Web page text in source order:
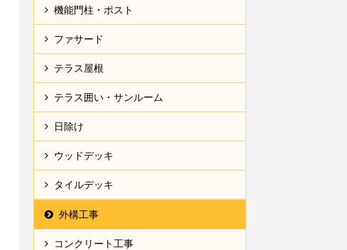
機能門柱・ポスト
ファサード
テラス屋根
テラス囲い・サンルーム
日除け
ウッドデッキ
タイルデッキ
外構工事
コンクリート工事